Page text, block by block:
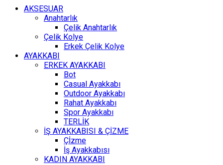
AKSESUAR
Anahtarlık
Çelik Anahtarlık
Çelik Kolye
Erkek Çelik Kolye
AYAKKABI
ERKEK AYAKKABI
Bot
Casual Ayakkabı
Outdoor Ayakkabı
Rahat Ayakkabı
Spor Ayakkabı
TERLİK
İŞ AYAKKABISI & ÇİZME
Çİzme
İş Ayakkabısı
KADIN AYAKKABI